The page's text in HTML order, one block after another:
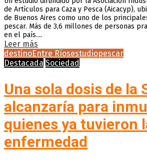
de Artículos para Caza y Pesca (Aicacyp),
de Buenos Aires como uno de los
pescar. Más de 3,6 millones de personas
en el país....
Leer más
destinoEntre Ríosestudiopescar
Destacada Sociedad
Una sola dosis de la
alcanzaría para
quienes ya tuvieron
enfermedad